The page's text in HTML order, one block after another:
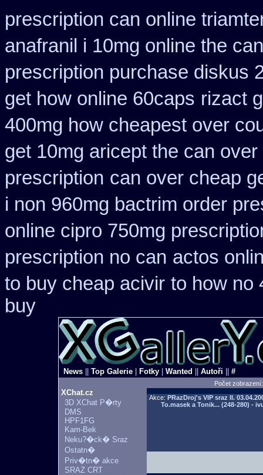
prescription can online
anafranil i 10mg online the
prescription purchase diskus
get how online 60caps rizact
400mg how cheapest over
get 10mg aricept the can over
prescription can over cheap
i non 960mg bactrim order
online cipro 750mg
prescription no can actos
to buy cheap acivir to how no
buy
News Top Galerie Fotky Wanted Autoři #
Počet
XChat.cz
3D XChat P�rty
DMS
HPF1FG
Kam-Bek
Neku?�ck� Sraz
Ostatn�
Priv�tn� akce
SRAZ CRT
Akce: PRazDroj's VIP sraz II.
To.masek a Tonik... (248-280) -